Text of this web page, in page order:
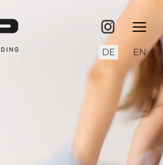
≡
Sprache
DE EN